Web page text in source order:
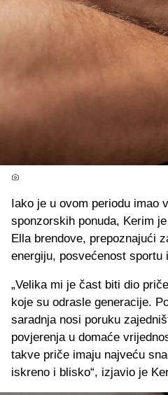
Iako je u ovom periodu imao
sponzorskih ponuda, Kerim
Ella brendove, prepoznajući
energiju, posvećenost
„Velika mi je čast biti dio
koje su odrasle generacije.
saradnja nosi poruku
povjerenja u domaće
takve priče imaju najveću
iskreno i blisko“, izjavio je